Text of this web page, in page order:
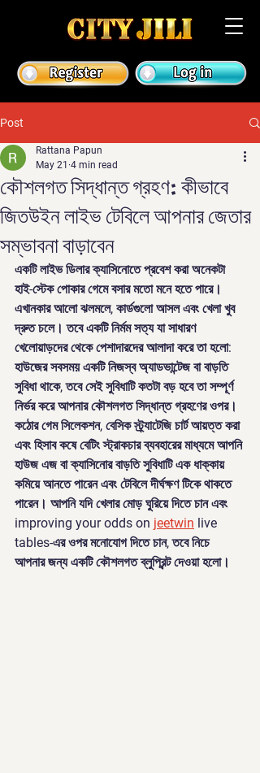
Post
কৌশলগত সিদ্ধান্ত গ্রহণ: কীভাবে
জিতউইন লাইভ টেবিলে আপনার জেতার
সম্ভাবনা বাড়াবেন
Rattana Papun
May 21 4 min read
একটি লাইভ ডিলার ক্যাসিনোতে প্রবেশ করা অনেকটা
হাই-স্টেক পোকার গেমে বসার মতো মনে হতে পারে।
এখানকার আলো ঝলমলে, কার্ডগুলো আসল এবং খেলা খুব
দ্রুত চলে। তবে একটি নির্মম সত্য যা সাধারণ
খেলোয়াড়দের থেকে পেশাদারদের আলাদা করে তা হলো:
হাউজের সবসময় একটি নিজস্ব অ্যাডভান্টেজ বা বাড়তি
সুবিধা থাকে, তবে সেই সুবিধাটি কতটা বড় হবে তা সম্পূর্ণ
নির্ভর করে আপনার কৌশলগত সিদ্ধান্ত গ্রহণের ওপর।
কঠোর গেম সিলেকশন, বেসিক স্ট্র্যাটেজি চার্ট আয়ত্ত করা
এবং হিসাব কষে বেটিং স্ট্রাকচার ব্যবহারের মাধ্যমে আপনি
হাউজ এজ বা ক্যাসিনোর বাড়তি সুবিধাটি এক ধাক্কায়
কমিয়ে আনতে পারেন এবং টেবিলে দীর্ঘক্ষণ টিকে থাকতে
পারেন। আপনি যদি খেলার মোড় ঘুরিয়ে দিতে চান এবং
improving your odds on jeetwin live
tables-এর ওপর মনোযোগ দিতে চান, তবে নিচে
আপনার জন্য একটি কৌশলগত ব্লুপ্রিন্ট দেওয়া হলো।